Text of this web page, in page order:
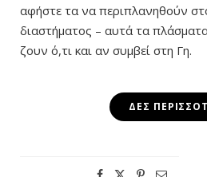
αφήστε τα να περιπλανηθούν
διαστήματος – αυτά τα
ζουν ό,τι και αν συμβεί στη Γη.
ΔΕΣ